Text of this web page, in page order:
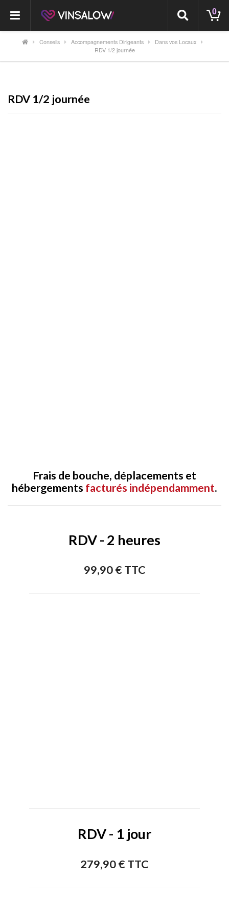
0
Conseils Accompagnements Dirigeants
Dans vos Locaux
RDV 1/2 journée
RDV 1/2 journée
Frais de bouche, déplacements et
hébergements facturés indépendamment.
RDV - 2 heures
99,90 € TTC
RDV - 1 jour
279,90 € TTC